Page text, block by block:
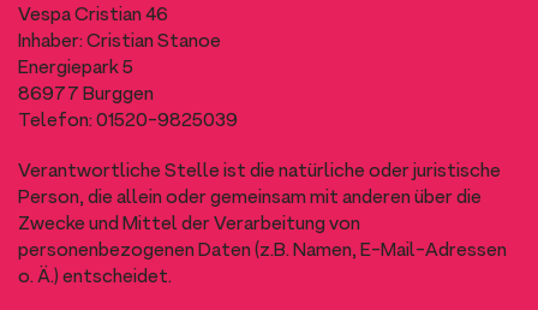
Vespa Cristian 46
Inhaber: Cristian Stanoe
Energiepark 5
86977 Burggen
Telefon: 01520-9825039
Verantwortliche Stelle ist die natürliche oder juristische
Person, die allein oder gemeinsam mit anderen über die
Zwecke und Mittel der Verarbeitung von
personenbezogenen Daten (z.B. Namen, E-Mail-Adressen
o. Ä.) entscheidet.